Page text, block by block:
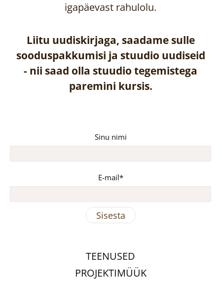
igapäevast rahulolu.
Liitu uudiskirjaga, saadame sulle
sooduspakkumisi ja stuudio uudiseid
- nii saad olla stuudio tegemistega
paremini kursis.
Sinu nimi
E-mail
TEENUSED
PROJEKTIMÜÜK